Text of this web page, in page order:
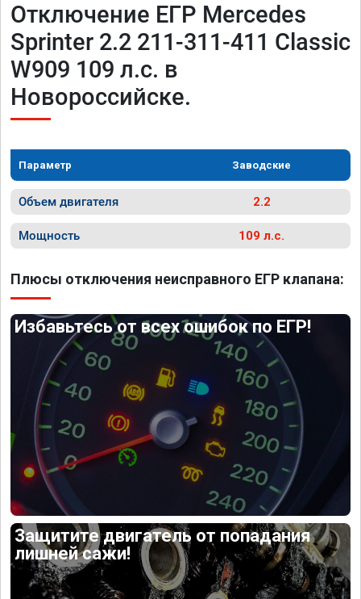
Отключение ЕГР Mercedes
Sprinter 2.2 211-311-411 Classic
W909 109 л.с. в
Новороссийске.
Параметр Заводские
Объем двигателя 2.2
Мощность 109 л.с.
Плюсы отключения неисправного ЕГР клапана:
Избавьтесь от всех ошибок по ЕГР!
Защитите двигатель от попадания
лишней сажи!